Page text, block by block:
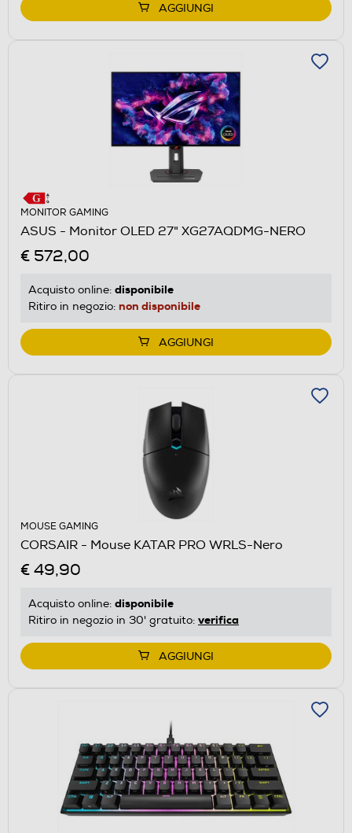
AGGIUNGI
MONITOR GAMING
ASUS - Monitor OLED 27" XG27AQDMG-NERO
€ 572,00
Acquisto online: disponibile
Ritiro in negozio: non disponibile
AGGIUNGI
MOUSE GAMING
CORSAIR - Mouse KATAR PRO WRLS-Nero
€ 49,90
Acquisto online: disponibile
Ritiro in negozio in 30' gratuito: verifica
AGGIUNGI